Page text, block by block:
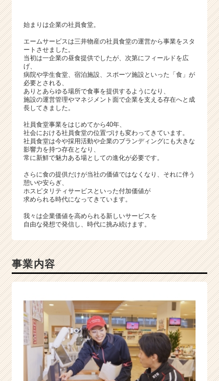
ス
ウ
が
届
就
活
イ
ト
チ
ア
ャ
ア
h
e
r）
始まりは企業の社員食堂。
エームサービスは三井物産の社員食堂の運営から事業をスタ
ートさせました。
当初は一企業の昼食提供でしたが、次第にフィールドを広
げ、
病院や学生食堂、宿泊施設、スポーツ施設といった「食」が
必要とされる、
ありとあらゆる場所で食事を提供するようになり、
施設の運営管理やマネジメント面で企業を支える存在へと成
長してきました。
社員食堂事業をはじめてから40年、
社会における社員食堂の位置づけも変わってきています。
社員食堂は今や採用活動や企業のブランディングにも大きな
影響力を持つ存在となり、
常に新鮮で魅力ある場としての進化が必要です。
さらに食の提供だけが当社の価値ではなくなり、それに伴う
憩いや安らぎ、
ホスピタリティサービスといった付加価値が
求められる時代になってきています。
我々は企業価値を高められる新しいサービスを
自由な発想で発信し、時代に挑み続けます。
事業内容